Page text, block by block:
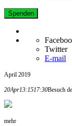
Spenden
Twitter
E-mail
April 2019
20Apr13:1517:30Besuch
mehr